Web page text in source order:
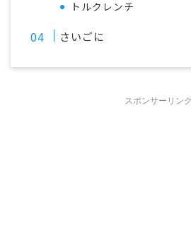
トルクレンチ
さいごに
スポンサーリンク